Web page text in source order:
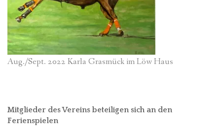
Aug./Sept. 2022 Karla Grasmück im Löw Haus
Mitglieder des Vereins beteiligen sich an den
Ferienspielen